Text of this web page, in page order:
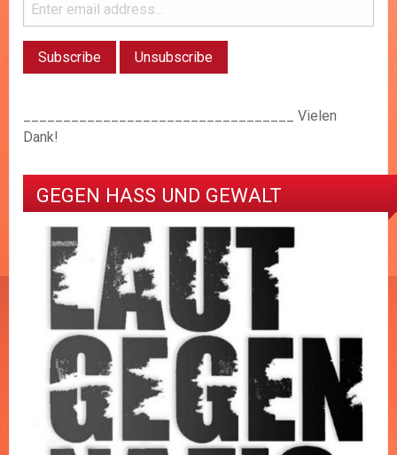
__________________________________ Vielen
Dank!
GEGEN HASS UND GEWALT